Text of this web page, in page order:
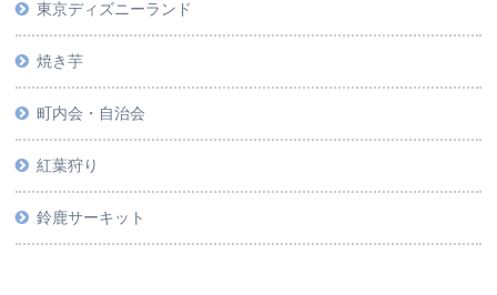
東京ディズニーランド
焼き芋
町内会・自治会
紅葉狩り
鈴鹿サーキット